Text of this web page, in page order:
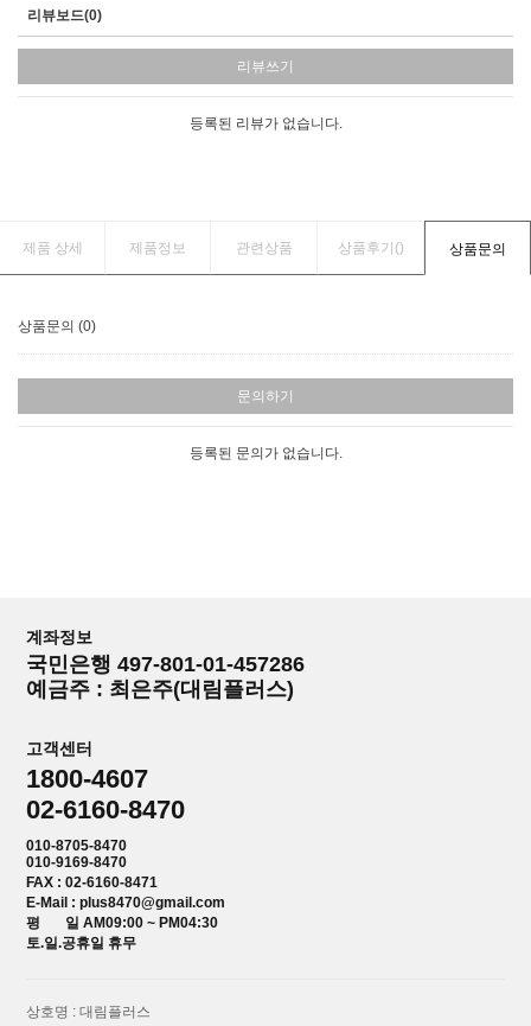
리뷰보드(0)
리뷰쓰기
등록된 리뷰가 없습니다.
제품 상세 제품정보 관련상품 상품후기() 상품문의
상품문의 (0)
문의하기
등록된 문의가 없습니다.
계좌정보
국민은행 497-801-01-457286
예금주 : 최은주(대림플러스)
고객센터
1800-4607
02-6160-8470
010-8705-8470
010-9169-8470
FAX : 02-6160-8471
E-Mail : plus8470@gmail.com
평 일 AM09:00 ~ PM04:30
토.일.공휴일 휴무
상호명 : 대림플러스